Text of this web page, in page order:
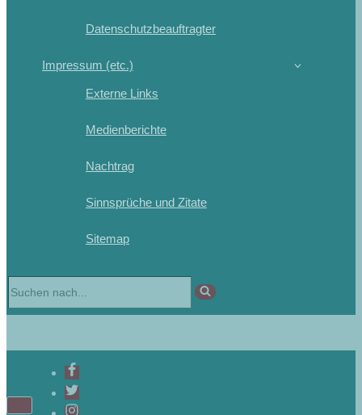
Datenschutzbeauftragter
Impressum (etc.)
Externe Links
Medienberichte
Nachtrag
Sinnsprüche und Zitate
Sitemap